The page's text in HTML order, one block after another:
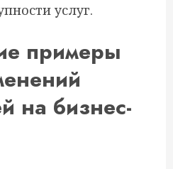
услуг.
примеры
на бизнес-